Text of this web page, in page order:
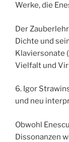
Werke, die
Der
Dichte und
Klaviersonate
Vielfalt und
6. Igor
und neu
Obwohl
Dissonanzen